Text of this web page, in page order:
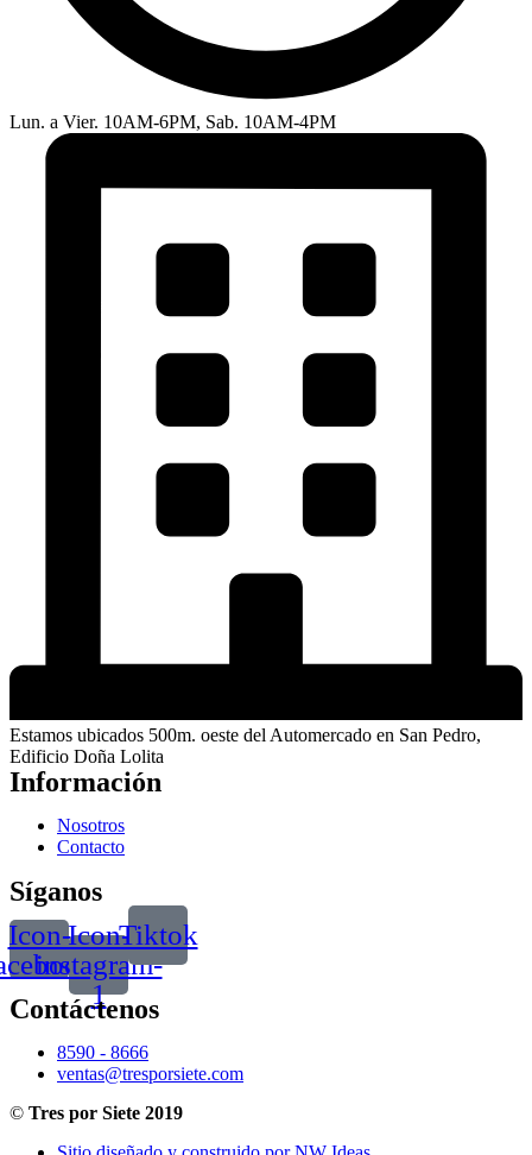
Lun. a Vier. 10AM-6PM, Sab. 10AM-4PM
Estamos ubicados 500m. oeste del Automercado en San Pedro,
Edificio Doña Lolita
Información
Nosotros
Contacto
Síganos
Icon-Icon-
instagram-
1
Tiktok
Contáctenos
8590 - 8666
ventas@tresporsiete.com
© Tres por Siete 2019